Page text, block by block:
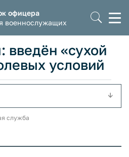
офицера
военнослужащих
введён «сухой
условий
служба